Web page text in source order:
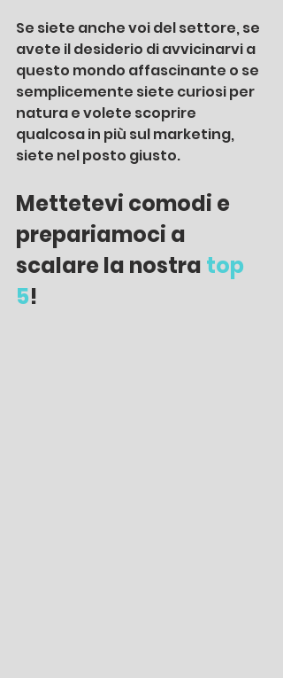
Se siete anche voi del settore, se
avete il desiderio di avvicinarvi a
questo mondo affascinante o se
semplicemente siete curiosi per
natura e volete scoprire
qualcosa in più sul marketing,
siete nel posto giusto.
Mettetevi comodi e
prepariamoci a
scalare la nostra top
5!